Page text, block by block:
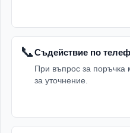
📞Съдействие по
При въпрос за поръчка
за уточнение.